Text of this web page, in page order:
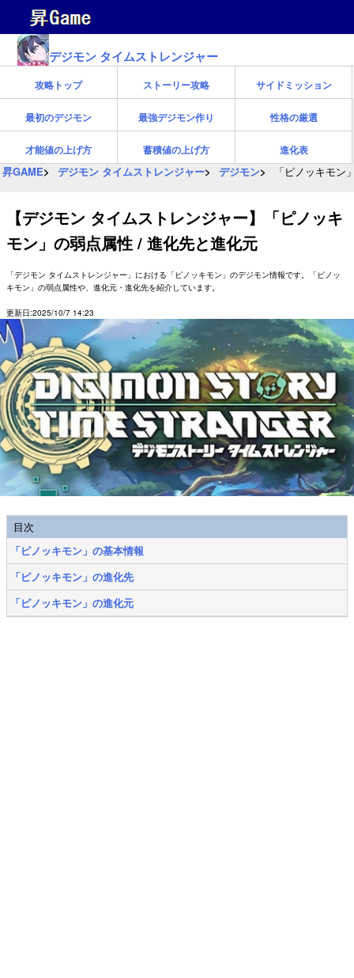
デジモン タイムストレンジャー
攻略トップ ストーリー攻略 サイドミッション
最初のデジモン 最強デジモン作り 性格の厳選
才能値の上げ方 蓄積値の上げ方 進化表
昇GAME デジモン タイムストレンジャー デジモン 「ピノッキモ
【デジモン タイムストレンジャー】「ピノッキ
モン」の弱点属性 / 進化先と進化元
「デジモン タイムストレンジャー」における「ピノッキモン」のデジモン情報です。「ピノッ
キモン」の弱点属性や、進化元・進化先を紹介しています。
更新日:2025/10/7 14:23
目次
「ピノッキモン」の基本情報
「ピノッキモン」の進化先
「ピノッキモン」の進化元